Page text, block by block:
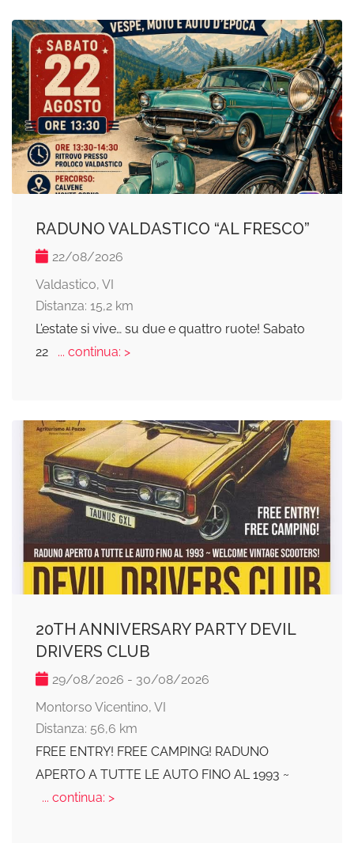
RADUNO VALDASTICO “AL FRESCO”
22/08/2026
Valdastico, VI
Distanza: 15,2 km
L’estate si vive… su due e quattro ruote! Sabato
22
... continua: >
20TH ANNIVERSARY PARTY DEVIL
DRIVERS CLUB
29/08/2026 - 30/08/2026
Montorso Vicentino, VI
Distanza: 56,6 km
FREE ENTRY! FREE CAMPING! RADUNO
APERTO A TUTTE LE AUTO FINO AL 1993 ~
... continua: >